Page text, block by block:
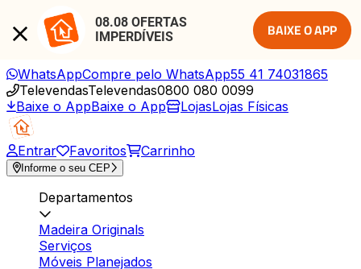
08.08 OFERTAS
IMPERDÍVEIS
BAIXE O APP
WhatsAppCompre pelo WhatsApp55 41 74031865
TelevendasTelevendas0800 080 0099
Baixe o AppBaixe o App LojasLojas Físicas
Entrar Favoritos Carrinho
Informe o seu CEP
Departamentos
Madeira Originals
Serviços
Móveis Planejados